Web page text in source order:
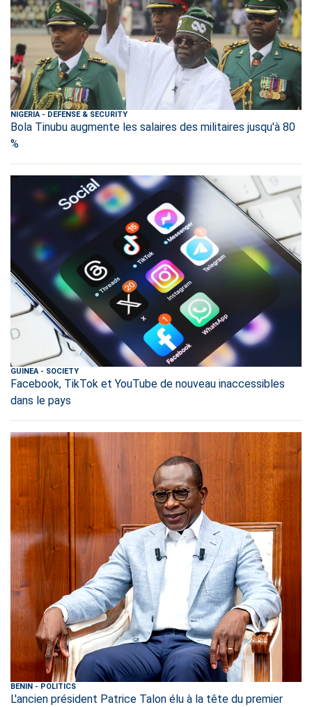
NIGERIA- DEFENSE & SECURITY
Bola Tinubu augmente les salaires des militaires jusqu'à 80
%
GUINEA- SOCIETY
Facebook, TikTok et YouTube de nouveau inaccessibles
dans le pays
BENIN - POLITICS
L'ancien président Patrice Talon élu à la tête du premier